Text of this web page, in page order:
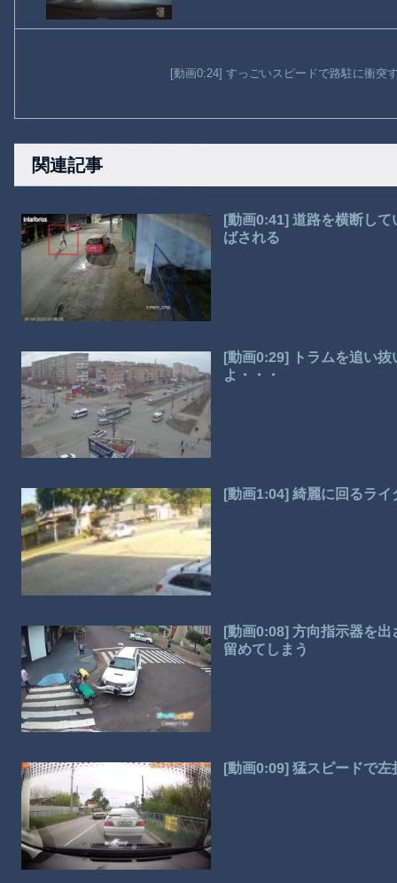
[動画0:24] すっごいスピードで路駐に衝突
関連記事
[動画0:41] 道路を横断し
ばされる
[動画0:29] トラムを追い
よ・・・
[動画1:04] 綺麗に回るラ
[動画0:08] 方向指示器を
留めてしまう
[動画0:09] 猛スピードで